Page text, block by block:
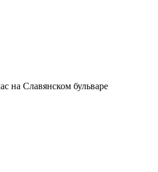
на Славянском бульваре